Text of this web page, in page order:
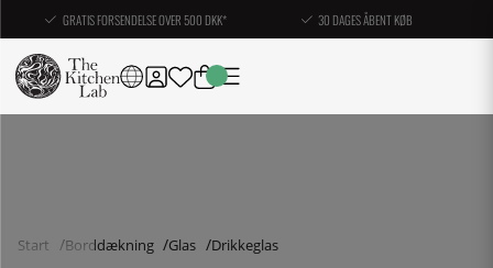
GRATIS FORSENDELSE OVER 500 DKK* 30 DAGES ÅBENT KØB
Start Borddækning Glas Drikkeglas